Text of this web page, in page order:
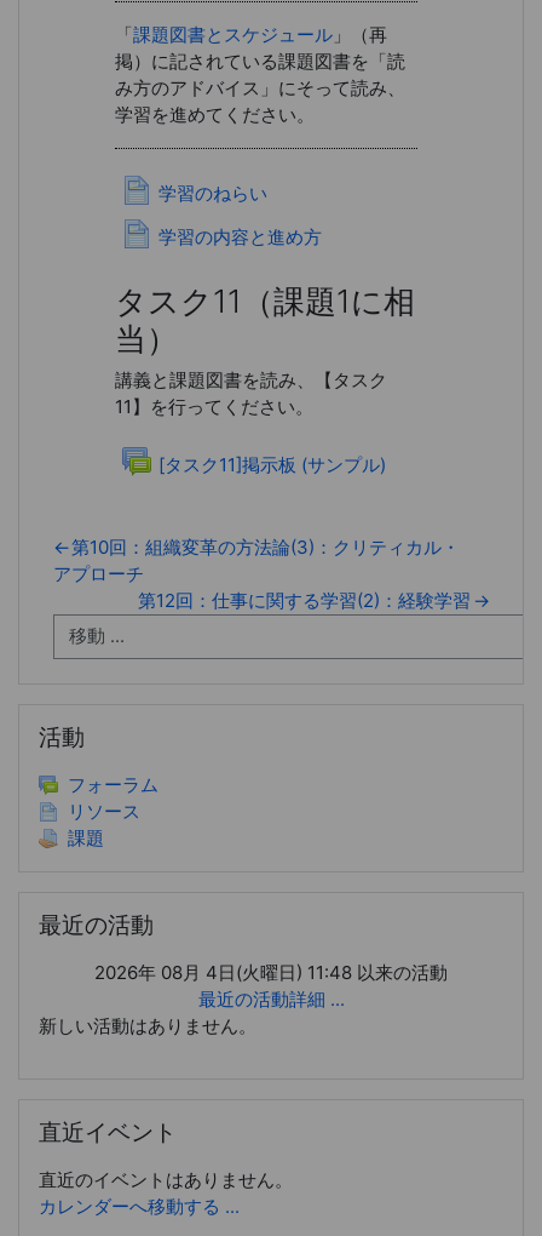
「課題図書とスケジュール 」（再
掲）に記されている課題図書を「読
み方のアドバイス」にそって読み、
学習を進めてください。
学習のねらい
ページ
学習の内容と進め方
ページ
タスク11
（課題1に相
当）
講義と課題図書を読み、【タスク
11】を行ってください。
[タスク11]掲示板 (サンプル)フォーラム
←第10回：組織変革の方法論(3)：クリティカル・
アプローチ
第12回：仕事に関する学習(2)：経験学習 →
活動
フォーラム
リソース
課題
最近の活動
2026年 08月 4日(火曜日) 11:48 以来の活動
最近の活動詳細 ...
新しい活動はありません。
直近イベント
直近のイベントはありません。
カレンダーへ移動する ...